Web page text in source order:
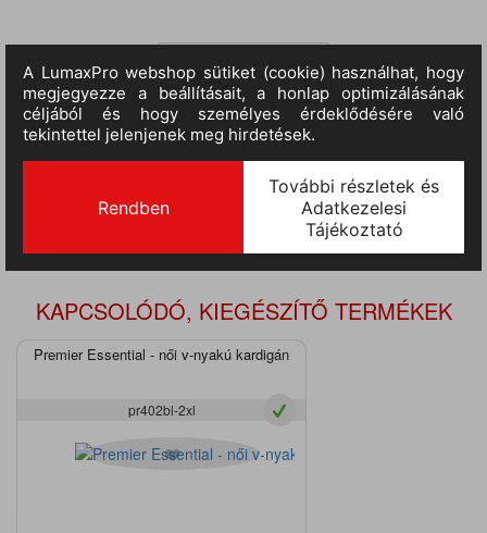
TERMÉKINFORMÁCIÓ
Anyaga: 100% akril, kötött anyag. Bordás szegély a nyak körül és
a madzsettánál. V-nyakú kialakítás. Finom kötött anyag, könnyen
KAPCSOLÓDÓ, KIEGÉSZÍTŐ TERMÉKEK
Premier Essential - női v-nyakú kardigán
pr402bl-2xl